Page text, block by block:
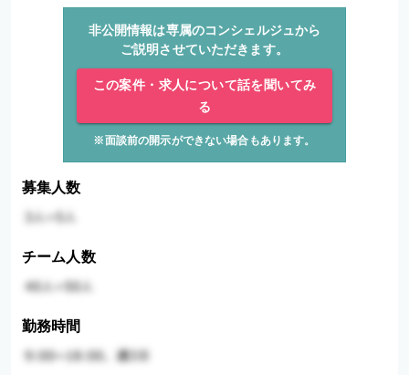
非公開情報は専属のコンシェルジュから
ご説明させていただきます。
この案件・求人について話を聞いてみ
る
※面談前の開示ができない場合もあります。
募集人数
チーム人数
勤務時間